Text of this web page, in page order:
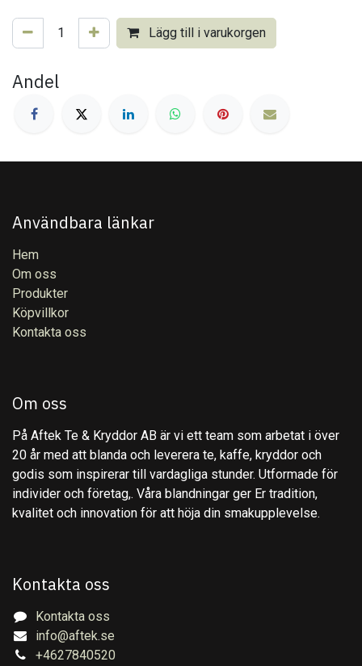
Lägg till i varukorgen
Andel
Användbara länkar
Hem
Om oss
Produkter
Köpvillkor
Kontakta oss
Om oss
På Aftek Te & Kryddor AB är vi ett team som arbetat i över
20 år med att blanda och leverera te, kaffe, kryddor och
godis som inspirerar till vardagliga stunder. Utformade för
individer och företag,. Våra blandningar ger Er tradition,
kvalitet och innovation för att höja din smakupplevelse.
Kontakta oss
Kontakta oss
info@aftek.se
+4627840520